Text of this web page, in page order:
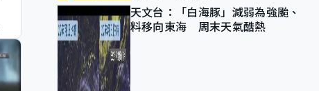
天文台：「白海豚」減弱為強颱、
料移向東海 周末天氣酷熱